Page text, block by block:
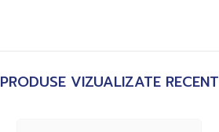
PRODUSE VIZUALIZATE RECENT